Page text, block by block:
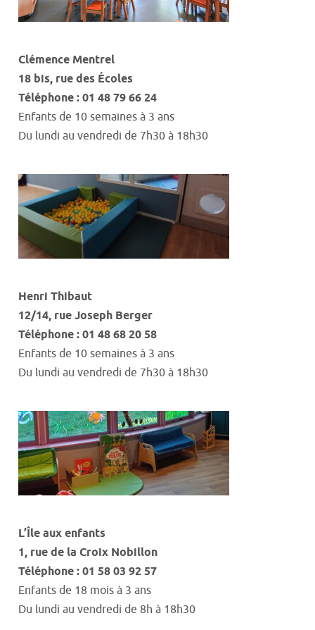
Clémence Mentrel
18 bis, rue des Écoles
Téléphone : 01 48 79 66 24
Enfants de 10 semaines à 3 ans
Du lundi au vendredi de 7h30 à 18h30
Henri Thibaut
12/14, rue Joseph Berger
Téléphone : 01 48 68 20 58
Enfants de 10 semaines à 3 ans
Du lundi au vendredi de 7h30 à 18h30
L’Île aux enfants
1, rue de la Croix Nobillon
Téléphone : 01 58 03 92 57
Enfants de 18 mois à 3 ans
Du lundi au vendredi de 8h à 18h30